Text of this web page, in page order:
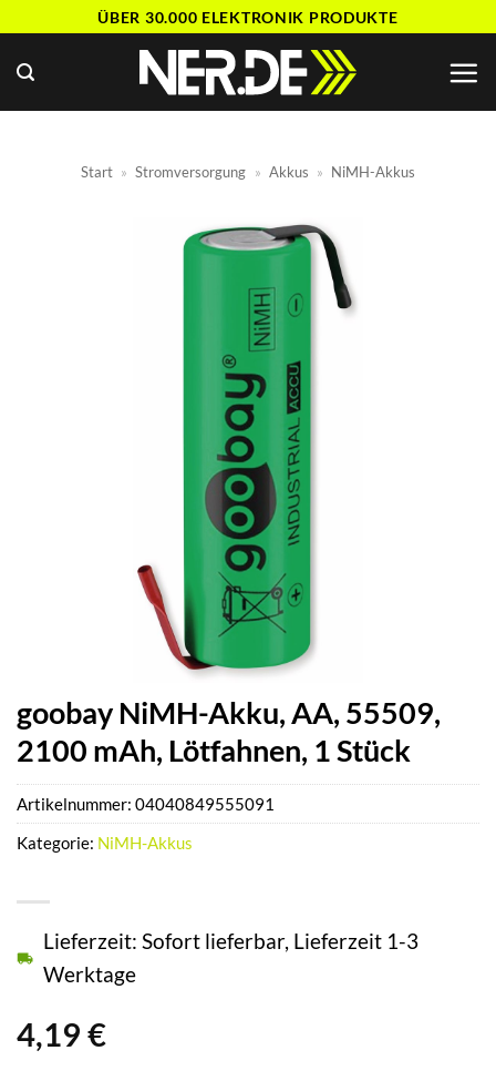
springen
ÜBER 30.000 ELEKTRONIK PRODUKTE
Start » Stromversorgung » Akkus » NiMH-Akkus
goobay NiMH-Akku, AA, 55509,
2100 mAh, Lötfahnen, 1 Stück
4,19 €
Lieferzeit: Sofort lieferbar, Lieferzeit 1-3
Werktage
Artikelnummer: 04040849555091
Kategorie: NiMH-Akkus